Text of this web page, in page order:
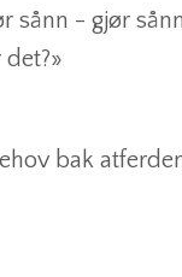
sånn - gjør
bak